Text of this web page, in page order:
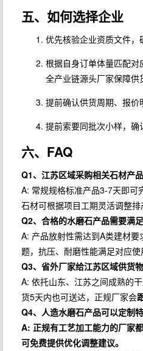
五、如何选择企业
优先核验企业资质文件，
根据自身订单体量匹配
全产业链源头厂家保障供
提前确认供货周期、报价
提前索要同批次小样，确
六、FAQ
Q1、江苏区域采购相关石材产
A: 常规规格标准产品3-7天即可
石材可根据项目工期灵活调整排
Q2、合格的水磨石产品需要满
A: 产品放射性需达到A类建材
题，抗压、耐磨性能满足对应使
Q3、省外厂家给江苏区域供货
A: 依托山东、江苏之间成熟的
货5天内也可送达，正规厂家会
Q4、人造水磨石产品可以定制
A: 正规有工艺加工能力的厂家
可免费提供优化调整建议。